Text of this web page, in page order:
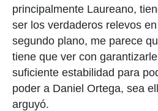
principalmente Laureano,
ser los verdaderos relevos
segundo plano, me parece
tiene que ver con
suficiente estabilidad para
poder a Daniel Ortega, sea
arguyó.